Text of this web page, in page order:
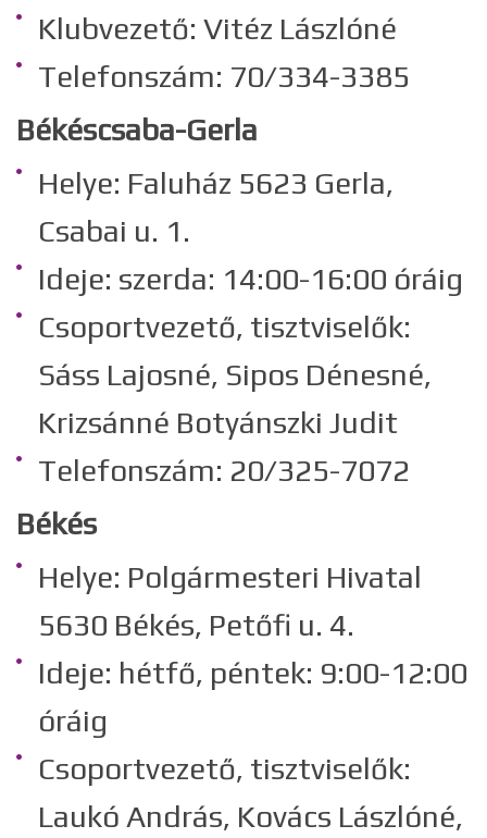
Klubvezető: Vitéz Lászlóné
Telefonszám: 70/334-3385
Békéscsaba-Gerla
Helye: Faluház 5623 Gerla,
Csabai u. 1.
Ideje: szerda: 14:00-16:00 óráig
Csoportvezető, tisztviselők:
Sáss Lajosné, Sipos Dénesné,
Krizsánné Botyánszki Judit
Telefonszám: 20/325-7072
Békés
Helye: Polgármesteri Hivatal
5630 Békés, Petőfi u. 4.
Ideje: hétfő, péntek: 9:00-12:00
óráig
Csoportvezető, tisztviselők:
Laukó András, Kovács Lászlóné,